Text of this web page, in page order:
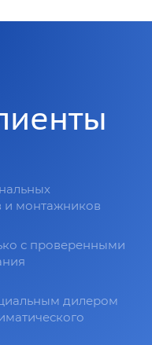
и монтажников
с проверенными
дилером